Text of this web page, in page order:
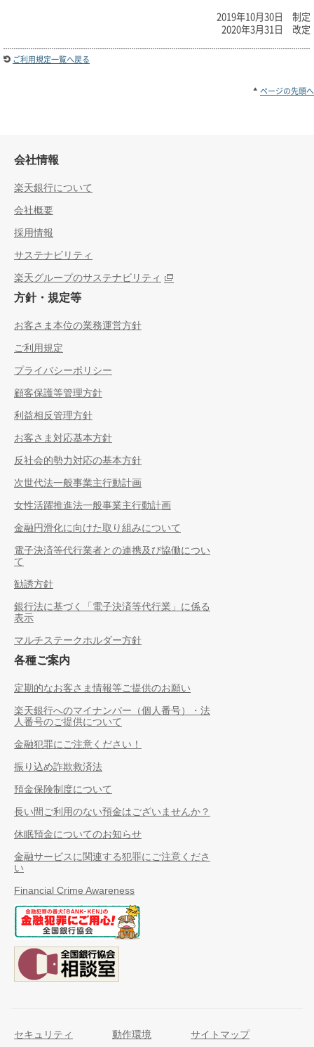
2019年10月30日 制定
2020年3月31日 改定
ご利用規定一覧へ戻る
ページの先頭へ
会社情報
楽天銀行について
会社概要
採用情報
サステナビリティ
楽天グループのサステナビリティ
方針・規定等
お客さま本位の業務運営方針
ご利用規定
プライバシーポリシー
顧客保護等管理方針
利益相反管理方針
お客さま対応基本方針
反社会的勢力対応の基本方針
次世代法一般事業主行動計画
女性活躍推進法一般事業主行動計画
金融円滑化に向けた取り組みについて
電子決済等代行業者との連携及び協働につい
て
勧誘方針
銀行法に基づく「電子決済等代行業」に係る
表示
マルチステークホルダー方針
各種ご案内
定期的なお客さま情報等ご提供のお願い
楽天銀行へのマイナンバー（個人番号）・法
人番号のご提供について
金融犯罪にご注意ください！
振り込め詐欺救済法
預金保険制度について
長い間ご利用のない預金はございませんか？
休眠預金についてのお知らせ
金融サービスに関連する犯罪にご注意くださ
い
Financial Crime Awareness
セキュリティ 動作環境 サイトマップ